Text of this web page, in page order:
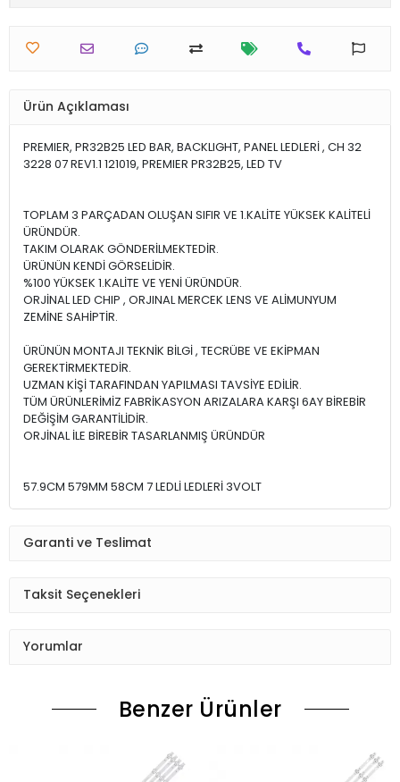
Ürün Açıklaması
PREMIER, PR32B25 LED BAR, BACKLIGHT, PANEL LEDLERİ , CH 32
3228 07 REV1.1 121019, PREMIER PR32B25, LED TV
TOPLAM 3 PARÇADAN OLUŞAN SIFIR VE 1.KALİTE YÜKSEK KALİTELİ
ÜRÜNDÜR.
TAKIM OLARAK GÖNDERİLMEKTEDİR.
ÜRÜNÜN KENDİ GÖRSELİDİR.
%100 YÜKSEK 1.KALİTE VE YENİ ÜRÜNDÜR.
ORJİNAL LED CHIP , ORJINAL MERCEK LENS VE ALİMUNYUM
ZEMİNE SAHİPTİR.
ÜRÜNÜN MONTAJI TEKNİK BİLGİ , TECRÜBE VE EKİPMAN
GEREKTİRMEKTEDİR.
UZMAN KİŞİ TARAFINDAN YAPILMASI TAVSİYE EDİLİR.
TÜM ÜRÜNLERİMİZ FABRİKASYON ARIZALARA KARŞI 6AY BİREBİR
DEĞİŞİM GARANTİLİDİR.
ORJİNAL İLE BİREBİR TASARLANMIŞ ÜRÜNDÜR
57.9CM 579MM 58CM 7 LEDLİ LEDLERİ 3VOLT
Garanti ve Teslimat
Taksit Seçenekleri
Yorumlar
Benzer Ürünler